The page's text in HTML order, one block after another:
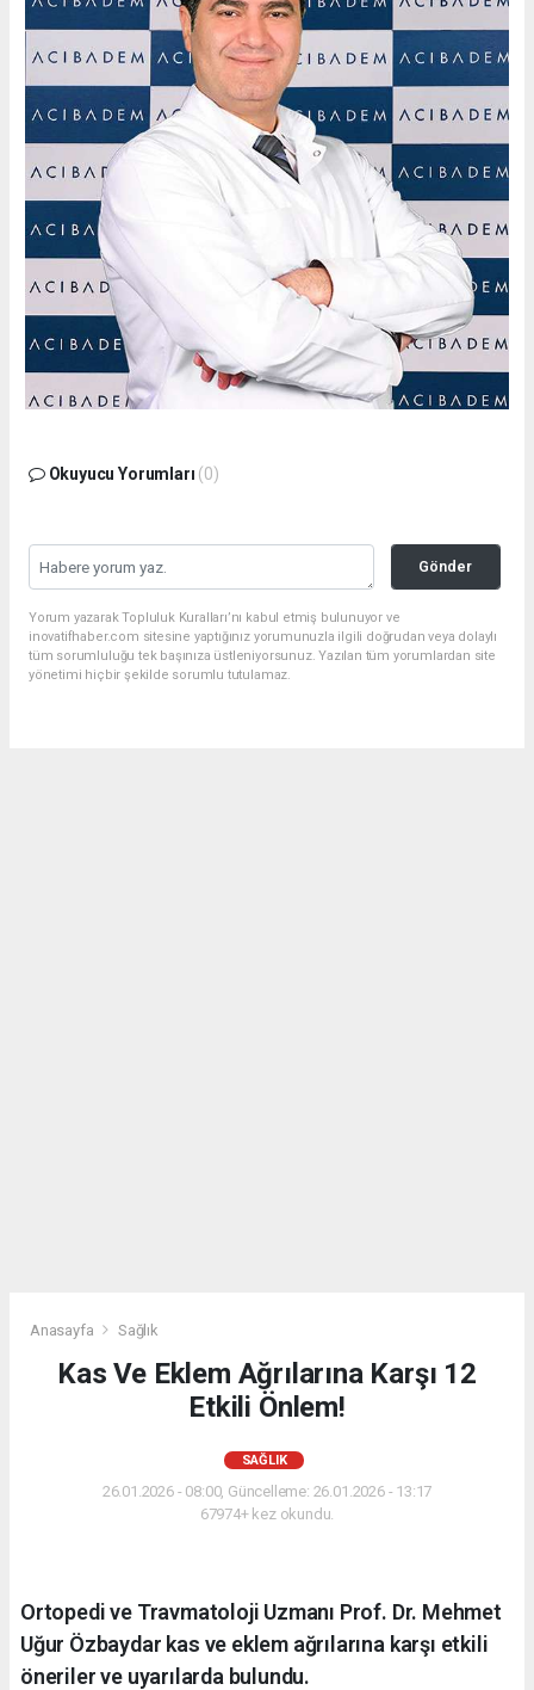
Okuyucu Yorumları (0)
Gönder
Yorum yazarak Topluluk Kuralları’nı kabul etmiş bulunuyor ve
inovatifhaber.com sitesine yaptığınız yorumunuzla ilgili doğrudan veya dolaylı
tüm sorumluluğu tek başınıza üstleniyorsunuz. Yazılan tüm yorumlardan site
yönetimi hiçbir şekilde sorumlu tutulamaz.
Anasayfa Sağlık
Kas Ve Eklem Ağrılarına Karşı 12
Etkili Önlem!
SAĞLIK
26.01.2026 - 08:00, Güncelleme: 26.01.2026 - 13:17
67974+ kez okundu.
Ortopedi ve Travmatoloji Uzmanı Prof. Dr. Mehmet
Uğur Özbaydar kas ve eklem ağrılarına karşı etkili
öneriler ve uyarılarda bulundu.